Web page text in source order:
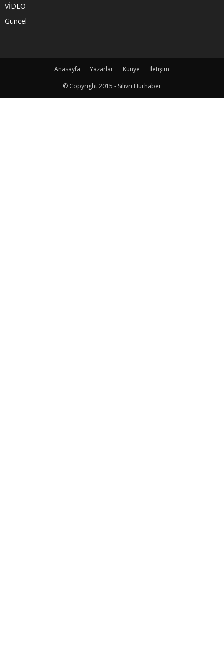
VİDEO
Güncel
Anasayfa Yazarlar Künye
İletişim
© Copyright 2015 - Silivri Hürhaber